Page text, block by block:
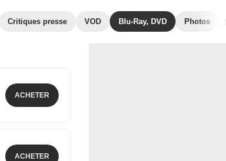
Critiques presse VOD Blu-Ray, DVD Photos
ACHETER
ACHETER